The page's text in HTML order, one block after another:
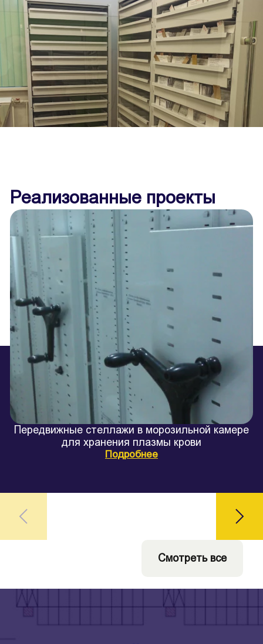
Реализованные проекты
Передвижные стеллажи в морозильной камере
для хранения плазмы крови
Подробнее
Смотреть все